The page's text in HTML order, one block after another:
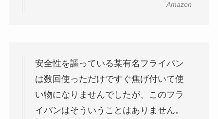
Amazon
安全性を謳っている某有名フライパン
は数回使っただけですぐ焦げ付いて使
い物になりませんでしたが、このフラ
イパンはそういうことはありません。